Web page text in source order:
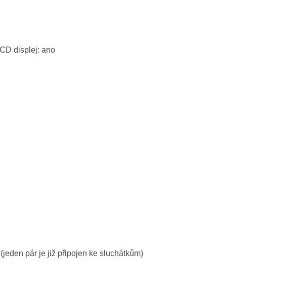
displej: ano
pár je již připojen ke sluchátkům)